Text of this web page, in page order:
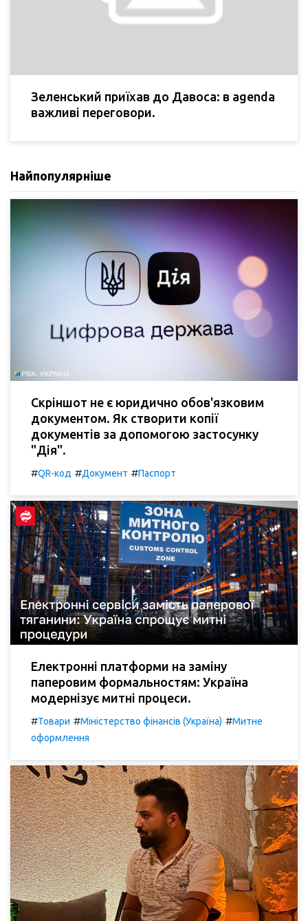
Зеленський приїхав до Давоса: в agenda
важливі переговори.
Найпопулярніше
Скріншот не є юридично обов'язковим
документом. Як створити копії
документів за допомогою застосунку
"Дія".
#QR-код #Документ #Паспорт
Електронні платформи на заміну
паперовим формальностям: Україна
модернізує митні процеси.
#Товари #Міністерство фінансів (Україна) #Митне
оформлення